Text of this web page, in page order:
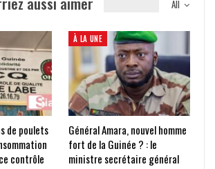
All
de poulets
contrôle
À LA UNE
Général Amara, nouvel homme
fort de la Guinée ? : le
ministre secrétaire général